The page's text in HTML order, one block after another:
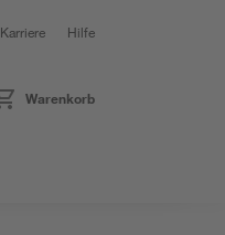
Karriere Hilfe
Warenkorb